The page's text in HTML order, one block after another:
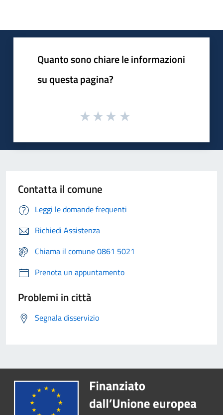
Quanto sono chiare le informazioni
su questa pagina?
Contatta il comune
Leggi le domande frequenti
Richiedi Assistenza
Chiama il comune 0861 5021
Prenota un appuntamento
Problemi in città
Segnala disservizio